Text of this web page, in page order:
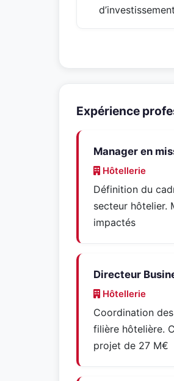
d’investissement
Expérience
Manager en
Hôtellerie
Définition du
secteur hôtelier.
impactés
Directeur
Hôtellerie
Coordination
filière hôtelière.
projet de 27 M€